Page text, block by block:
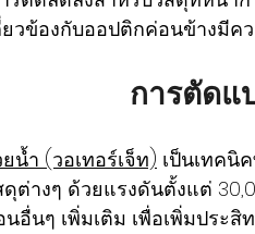
ยวข้องกับออปติกค่อนข้างมีค
การตัดแ
น้ำ (วอเทอร์เจ็ท) เป็นเทคนิ
ต่างๆ ด้วยแรงดันตั้งแต่
อื่นๆ เพิ่มเติม เพื่อเพิ่มประ